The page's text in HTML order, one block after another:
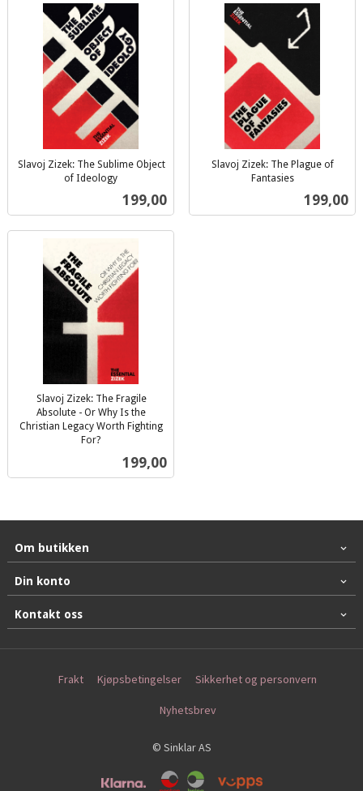
Slavoj Zizek: The Sublime Object
of Ideology
Pris
199,00
Slavoj Zizek: The Plague of
Fantasies
Pris
199,00
Slavoj Zizek: The Fragile
Absolute - Or Why Is the
Christian Legacy Worth Fighting
For?
Pris
199,00
Om butikken
Din konto
Kontakt oss
Frakt Kjøpsbetingelser Sikkerhet og personvern
Nyhetsbrev
© Sinklar AS